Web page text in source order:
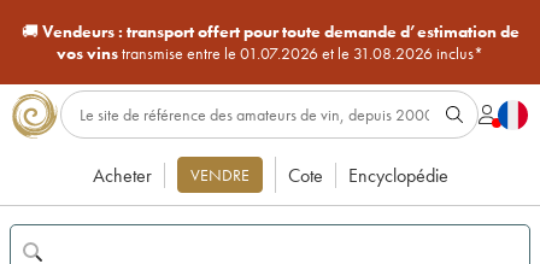
🚚Vendeurs : transport offert pour toute demande d’estimation de
vos vinstransmise entre le 01.07.2026 et le 31.08.2026 inclus*
Acheter VENDRE Cote Encyclopédie